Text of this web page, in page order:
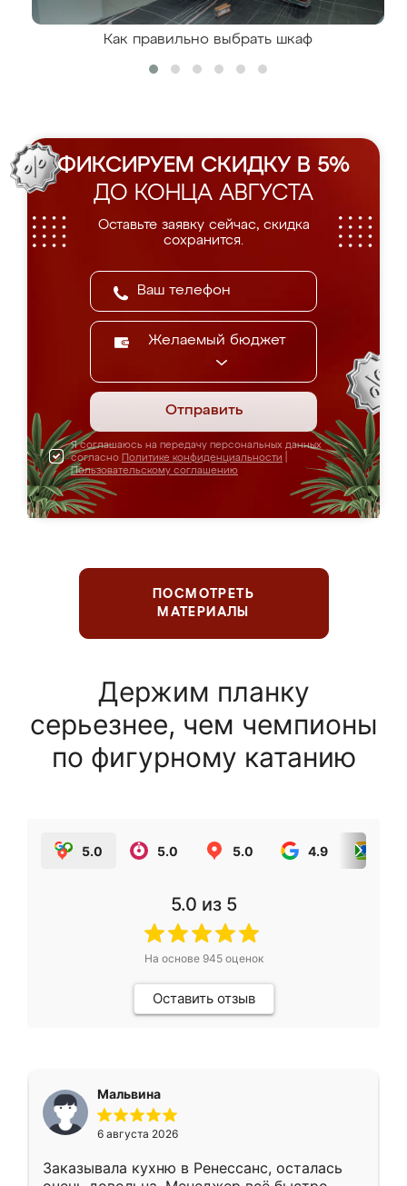
Как правильно выбрать шкаф
ФИКСИРУЕМ СКИДКУ В 5%
ДО КОНЦА АВГУСТА
Оставьте заявку сейчас, скидка
сохранится.
Желаемый бюджет
Отправить
Я соглашаюсь на передачу персональных данных
согласно Политике конфиденциальности
Пользовательскому соглашению
ПОСМОТРЕТЬ
МАТЕРИАЛЫ
Держим планку
серьезнее, чем чемпионы
по фигурному катанию
5.0 5.0 5.0 4.9
5.0 из 5
На основе 945оценок
Оставить отзыв
Мальвина
6 августа 2026
Заказывала кухню в Ренессанс, осталась